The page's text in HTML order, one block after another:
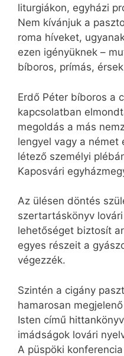
liturgiákon, egyházi
Nem kívánjuk a
roma híveket,
ezen igényüknek –
bíboros, prímás,
Erdő Péter bíboros a
kapcsolatban
megoldás a más
lengyel vagy a német
létező személyi
Kaposvári
Az ülésen döntés
szertartáskönyv
lehetőséget biztosít
egyes részeit a
végezzék.
Szintén a cigány
hamarosan
Isten című
imádságok lovári
A püspöki